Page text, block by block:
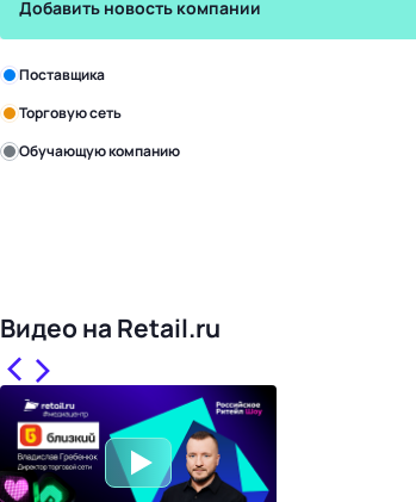
Добавить новость компании
Поставщика
Торговую сеть
Обучающую компанию
Видео на Retail.ru